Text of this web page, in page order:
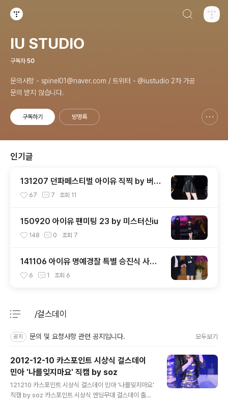
IU STUDIO
구독자 50
문의사항 - spinel01@naver.com / 트위터 - @iustudio 2차 가공
문의 받지 않습니다.
구독하기 방명록
인기글
131207 던파페스티벌 아이유 직찍 by 버칼
리 67 7 조회 11
150920 아이유 팬미팅 23 by 미스터신iu
148 0 조회 7
141106 아이유 명예경찰 특별 승진식 사진
by 미스터신iu
6 1 조회 6
/걸스데이
공지 문의 및 요청사항 관련 공지입니다. 모두보기
2012-12-10 카스포인트 시상식 걸스데이
민아 '나를잊지마요' 직캠 by soz
121210 카스포인트 시상식 걸스데이 민아 '나를잊지마요'
직캠 by soz 카스포인트 시상식 엔딩무대 걸스데이 출연